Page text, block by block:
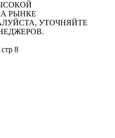
РЫНКЕ
УТОЧНЯЙТЕ
8